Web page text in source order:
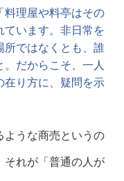
理屋や料亭はその
ています。非日常を
所ではなくとも、誰
。だからこそ、一人
在り方に、疑問を示
ような商売というの
それが「普通の人が